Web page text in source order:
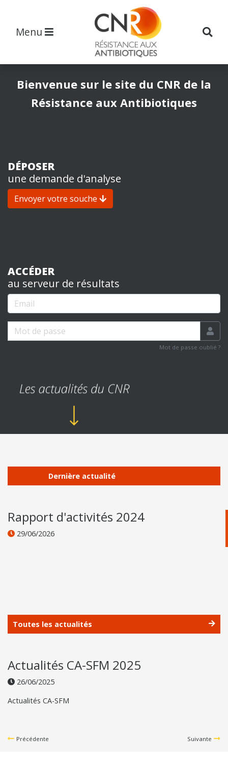
Menu
Bienvenue sur le site du CNR de la
Résistance aux Antibiotiques
DÉPOSER
une demande d'analyse
Envoyer votre souche
ACCÉDER
au serveur de résultats
Email
Mot de passe
Mot de passe oublié ?
Dernière actualité
Rapport d'activités 2024
29/06/2026
Toutes les actualités
Actualités CA-SFM 2025
26/06/2025
Actualités CA-SFM
Précédente Suivante